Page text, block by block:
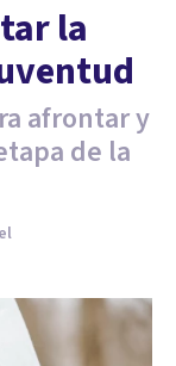
la
afrontar y
de la